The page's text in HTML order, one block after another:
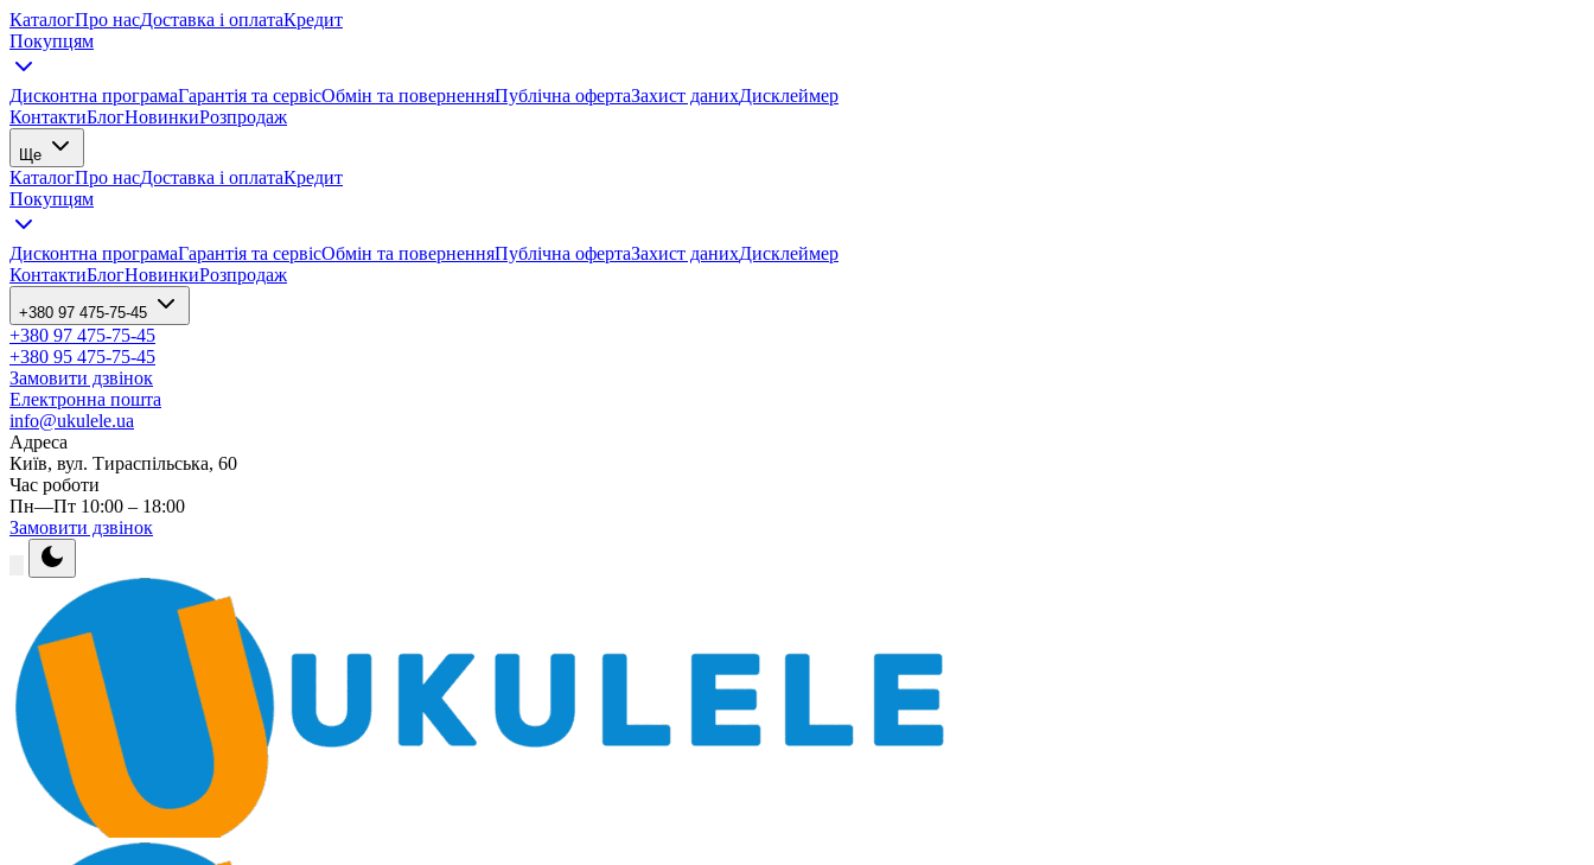
КаталогПро насДоставка і оплатаКредит
Покупцям
Дисконтна програмаГарантія та сервісОбмін та поверненняПублічна офертаЗахист данихДисклеймер
КонтактиБлогНовинкиРозпродаж
Ще
КаталогПро насДоставка і оплатаКредит
Покупцям
Дисконтна програмаГарантія та сервісОбмін та поверненняПублічна офертаЗахист данихДисклеймер
КонтактиБлогНовинкиРозпродаж
+380 97 475-75-45
+380 97 475-75-45
+380 95 475-75-45
Замовити дзвінок
Електронна пошта
info@ukulele.ua
Адреса
Київ, вул. Тираспільська, 60
Час роботи
Пн—Пт 10:00 – 18:00
Замовити дзвінок